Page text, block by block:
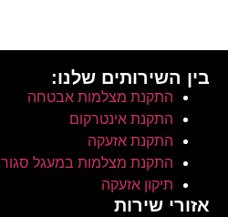
בין השירותים שלנו:
התקנת מצלמות אבטחה
התקנת אינטרקום
התקנת אזעקה
התקנת מצלמות במעגל סגור
תיקון אזעקה
אזורי שירות